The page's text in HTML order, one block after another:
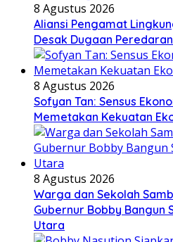
8 Agustus 2026
Aliansi Pengamat
Desak Dugaan
8 Agustus 2026
Sofyan Tan: Sensus
Memetakan Kekuatan
8 Agustus 2026
Warga dan Sekolah
Gubernur Bobby Bangun
Utara